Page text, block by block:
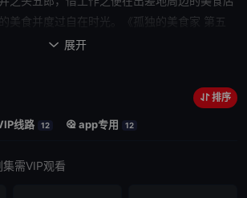
美食并度过自在时光。《孤独的美食家 第五
食纪录片。五郎叔的食相实在是太诱人，即便
第五季，让我们拭目以待！
 展开
排序
线路 12 app专用 12
需VIP观看